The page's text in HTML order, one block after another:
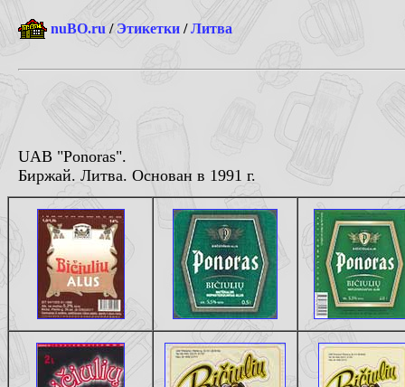
nuBO.ru /Этикетки /Литва
UAB "Ponoras".
Биржай. Литва. Основан в 1991 г.